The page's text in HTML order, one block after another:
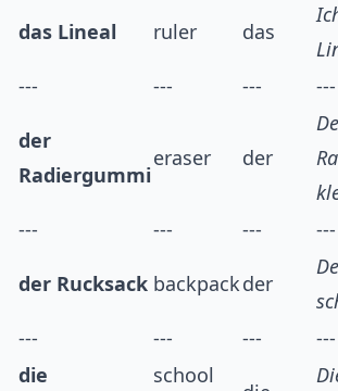
das Lineal ruler das
---
--- --- ---
der
Radiergummi
eraser der
---
--- --- ---
der Rucksack backpackder
---
--- ---
---
die
school